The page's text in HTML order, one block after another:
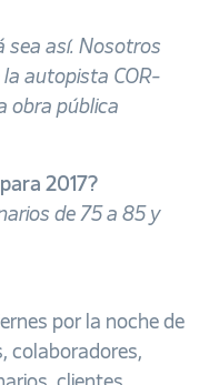
sea así. Nosotros
autopista COR-
obra pública
2017?
de 75 a 85 y
por la noche de
colaboradores,